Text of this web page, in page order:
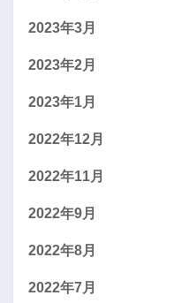
2023年3月
2023年2月
2023年1月
2022年12月
2022年11月
2022年9月
2022年8月
2022年7月